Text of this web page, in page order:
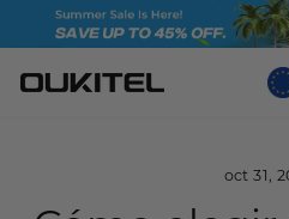
Saltar
al
contenido
oct 31,